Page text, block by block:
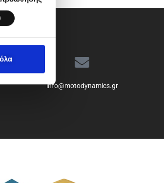
info@motodynamics.gr